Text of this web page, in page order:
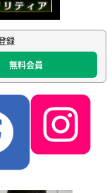
録
無料会員